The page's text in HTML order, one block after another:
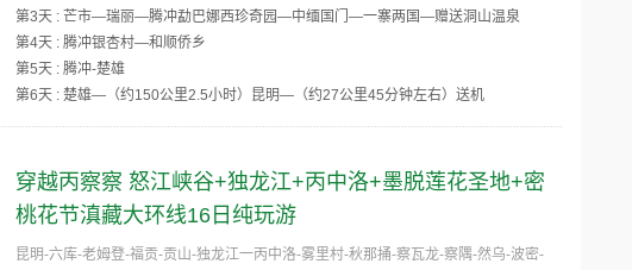
第3天 : 芒市—瑞丽—腾冲勐巴娜西珍奇园—中缅国门—一寨两国—赠送洞山温泉
第4天 : 腾冲银杏村—和顺侨乡
第5天 : 腾冲-楚雄
第6天 : 楚雄—（约150公里2.5小时）昆明—（约27公里45分钟左右）送机
穿越丙察察 怒江峡谷+独龙江+丙中洛+墨脱莲花圣地+密
桃花节滇藏大环线16日纯玩游
昆明-六库-老姆登-福贡-贡山-独龙江一丙中洛-雾里村-秋那捅-察瓦龙-察隅-然乌-波密-